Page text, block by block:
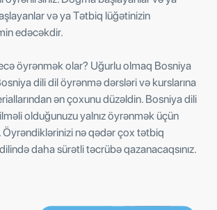
və ya Tətbiq lüğətinizin
edəcəkdir.
öyrənmək olar? Uğurlu olmaq Bosniya
dili dil öyrənmə dərsləri və kurslarına
ən çoxunu düzəldin. Bosniya dili
olduğunuzu yalnız öyrənmək üçün
Öyrəndiklərinizi nə qədər çox tətbiq
daha sürətli təcrübə qazanacaqsınız.